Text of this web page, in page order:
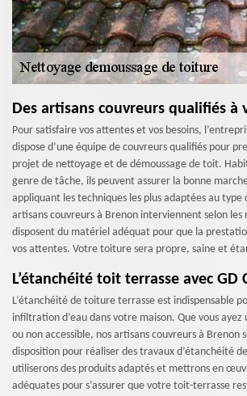
Des artisans couvreurs qualifiés à
Pour satisfaire vos attentes et vos besoins,
dispose d’une équipe de couvreurs qualifiés pour
projet de nettoyage et de démoussage de toit.
genre de tâche, ils peuvent assurer la bonne
appliquant les techniques les plus adaptées au
artisans couvreurs à Brenon interviennent selon les
disposent du matériel adéquat pour que la
vos attentes. Votre toiture sera propre, saine et
L’étanchéité toit terrasse avec GD
L’étanchéité de toiture terrasse est indispensable
infiltration d’eau dans votre maison. Que vous ayez
ou non accessible, nos artisans couvreurs à
disposition pour réaliser des travaux d’étanchéité
utiliserons des produits adaptés et mettrons en
adéquates pour s’assurer que votre toit-terrasse